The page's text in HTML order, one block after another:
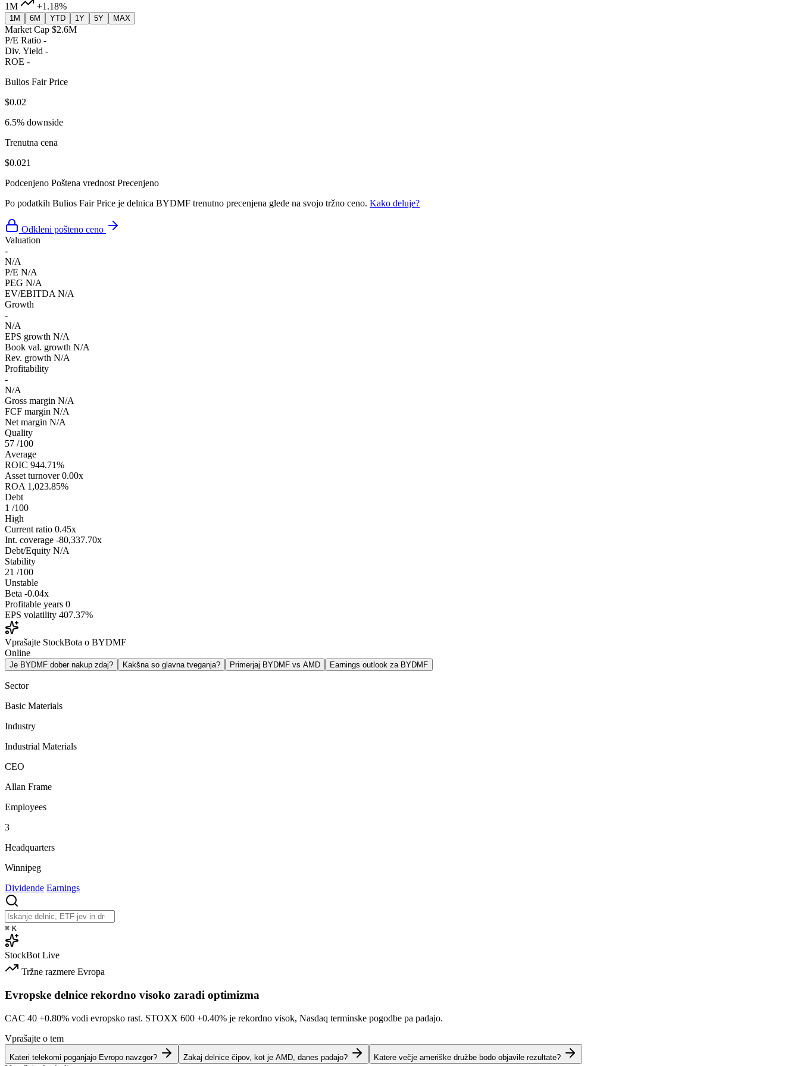
1M
+1.18%
1M 6M YTD 1Y 5Y MAX
Market Cap $2.6M
P/E Ratio -
Div. Yield -
ROE -
Bulios Fair Price
$0.02
6.5% downside
Trenutna cena
$0.021
Podcenjeno Poštena vrednost Precenjeno
Po podatkih Bulios Fair Price je delnica BYDMF trenutno precenjena glede na svojo tržno ceno. Kako deluje?
Odkleni pošteno ceno
Valuation
-
N/A
P/E N/A
PEG N/A
EV/EBITDA N/A
Growth
-
N/A
EPS growth N/A
Book val. growth N/A
Rev. growth N/A
Profitability
-
N/A
Gross margin N/A
FCF margin N/A
Net margin N/A
Quality
57 /100
Average
ROIC 944.71%
Asset turnover 0.00x
ROA 1,023.85%
Debt
1 /100
High
Current ratio 0.45x
Int. coverage -80,337.70x
Debt/Equity N/A
Stability
21 /100
Unstable
Beta -0.04x
Profitable years 0
EPS volatility 407.37%
Vprašajte StockBota o BYDMF
Online
Je BYDMF dober nakup zdaj? Kakšna so glavna tveganja? Primerjaj BYDMF vs AMD Earnings outlook za BYDMF
Sector
Basic Materials
Industry
Industrial Materials
CEO
Allan Frame
Employees
3
Headquarters
Winnipeg
Dividende Earnings
⌘ K
StockBot Live
Tržne razmere Evropa
Evropske delnice rekordno visoko zaradi optimizma
CAC 40 +0.80% vodi evropsko rast. STOXX 600 +0.40% je rekordno visok, Nasdaq terminske pogodbe pa padajo.
Vprašajte o tem
Kateri telekomi poganjajo Evropo navzgor? Zakaj delnice čipov, kot je AMD, danes padajo? Katere večje ameriške družbe bodo objavile rezultate?